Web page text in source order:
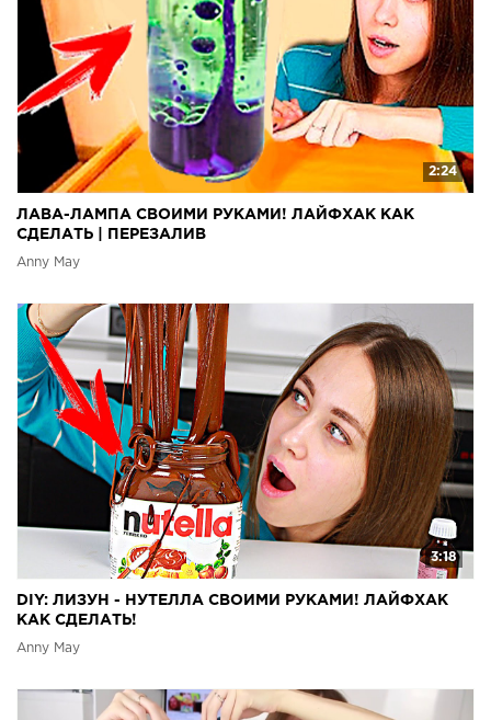
2:24
ЛАВА-ЛАМПА СВОИМИ РУКАМИ! ЛАЙФХАК КАК
СДЕЛАТЬ | ПЕРЕЗАЛИВ
Anny May
3:18
DIY: ЛИЗУН - НУТЕЛЛА СВОИМИ РУКАМИ! ЛАЙФХАК
КАК СДЕЛАТЬ!
Anny May